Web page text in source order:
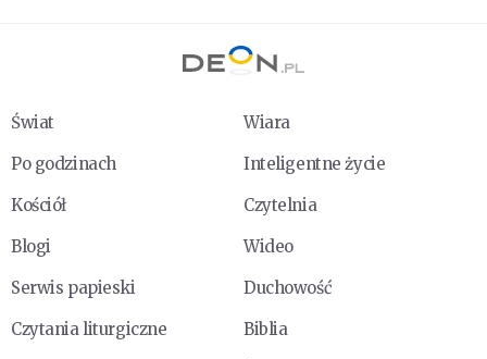
Świat
Wiara
Po godzinach
Inteligentne życie
Kościół
Czytelnia
Blogi
Wideo
Serwis papieski
Duchowość
Czytania liturgiczne
Biblia